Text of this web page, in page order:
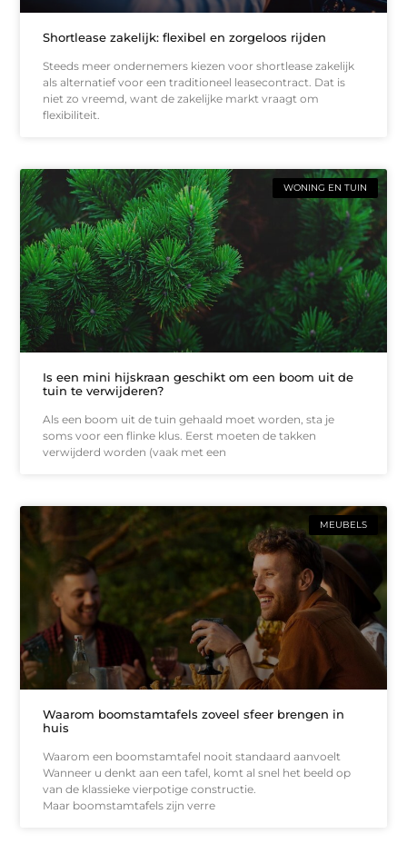
Shortlease zakelijk: flexibel en zorgeloos rijden
Steeds meer ondernemers kiezen voor shortlease zakelijk
als alternatief voor een traditioneel leasecontract. Dat is
niet zo vreemd, want de zakelijke markt vraagt om
flexibiliteit.
WONING EN TUIN
Is een mini hijskraan geschikt om een boom uit de
tuin te verwijderen?
Als een boom uit de tuin gehaald moet worden, sta je
soms voor een flinke klus. Eerst moeten de takken
verwijderd worden (vaak met een
MEUBELS
Waarom boomstamtafels zoveel sfeer brengen in
huis
Waarom een boomstamtafel nooit standaard aanvoelt
Wanneer u denkt aan een tafel, komt al snel het beeld op
van de klassieke vierpotige constructie.
Maar boomstamtafels zijn verre